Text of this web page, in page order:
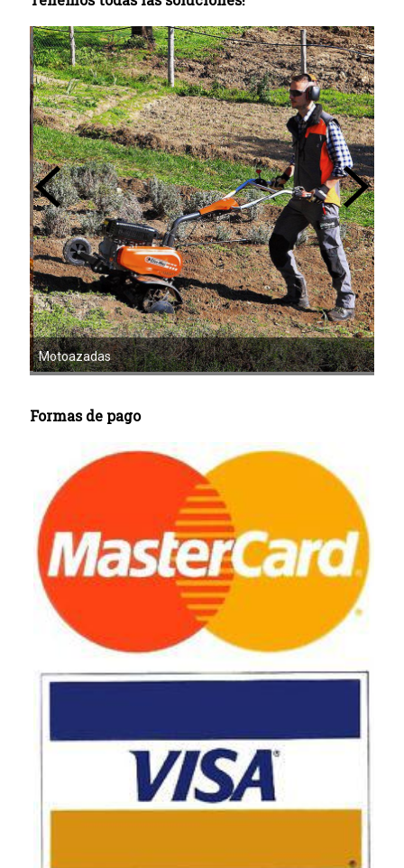
Motoazadas
Formas de pago